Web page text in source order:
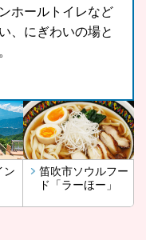
ホールトイレなど
、にぎわいの場と
が一望できる眺望
に、また地域の皆
という思いから開
を見つけてみま
ン
笛吹市ソウルフー
ド「ラーほー」